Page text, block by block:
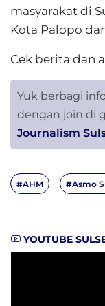
masyarakat di
Kota Palopo
Cek berita dan
Yuk berbagi
dengan join di
Journalism
#AHM #Asmo
YOUTUBE